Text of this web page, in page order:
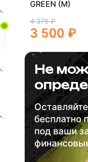
GREEN (M)
4 375 ₽
3 500 ₽
Не
бесплатно
под ваши